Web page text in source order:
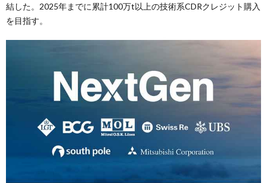
結した。2025年までに累計100万t以上の技術系CDRクレジット購入
を目指す。